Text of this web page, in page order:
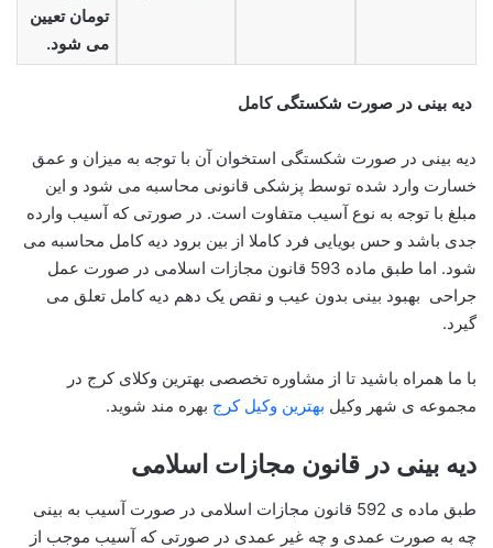
تومان تعیین
می شود.
دیه بینی در صورت شکستگی کامل
دیه بینی در صورت شکستگی استخوان آن با توجه به میزان و عمق
خسارت وارد شده توسط پزشکی قانونی محاسبه می شود و این
مبلغ با توجه به نوع آسیب متفاوت است. در صورتی که آسیب وارده
جدی باشد و حس بویایی فرد کاملا از بین برود دیه کامل محاسبه می
شود. اما طبق ماده 593 قانون مجازات اسلامی در صورت عمل
جراحی بهبود بینی بدون عیب و نقص یک دهم دیه کامل تعلق می
گیرد.
با ما همراه باشید تا از مشاوره تخصصی بهترین وکلای کرج در
مجموعه ی شهر وکیل بهترین وکیل کرج بهره مند شوید.
دیه بینی در قانون مجازات اسلامی
طبق ماده ی 592 قانون مجازات اسلامی در صورت آسیب به بینی
چه به صورت عمدی و چه غیر عمدی در صورتی که آسیب موجب از